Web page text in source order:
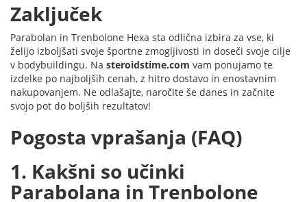
Zaključek
Parabolan in Trenbolone Hexa sta odlična izbira za vse, ki
želijo izboljšati svoje športne zmogljivosti in doseči svoje cilje
v bodybuildingu. Na steroidstime.com vam ponujamo te
izdelke po najboljših cenah, z hitro dostavo in enostavnim
nakupovanjem. Ne odlašajte, naročite še danes in začnite
svojo pot do boljših rezultatov!
Pogosta vprašanja (FAQ)
1. Kakšni so učinki
Parabolana in Trenbolone